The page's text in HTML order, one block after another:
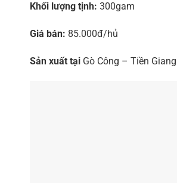
Khối lượng tịnh: 300gam
Giá bán: 85.000đ/hủ
Sản xuất tại Gò Công – Tiền